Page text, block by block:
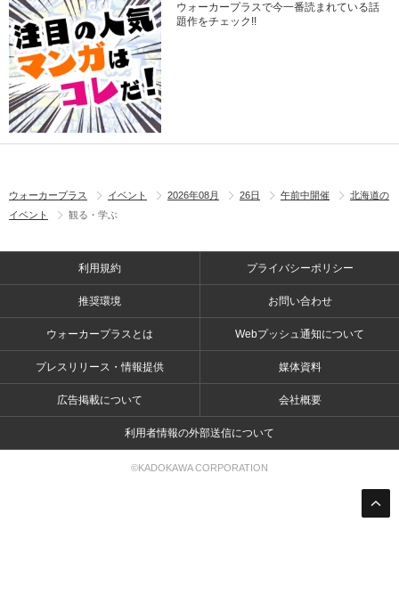
ウォーカープラスで今一番読まれている話
題作をチェック!!
ウォーカープラス イベント 2026年08月 26日 午前中開催
北海道の
イベント
観る・学ぶ
利用規約 プライバシーポリシー
推奨環境 お問い合わせ
ウォーカープラスとは Webプッシュ通知について
プレスリリース・情報提供 媒体資料
広告掲載について 会社概要
利用者情報の外部送信について
©KADOKAWA CORPORATION